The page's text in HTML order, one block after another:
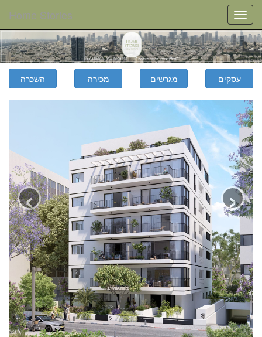
Toggle
navigation
Home Stories
›
‹